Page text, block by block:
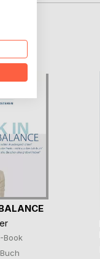
Book
Buch